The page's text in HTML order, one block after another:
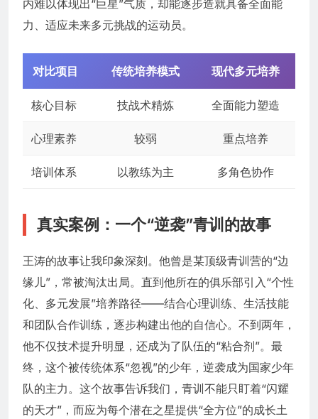
内难以体现出“巨星”气质，却能逐步造就具备全面能
力、适应未来多元挑战的运动员。
对比项目 传统培养模式 现代多元培养
核心目标 技战术精炼 全面能力塑造
心理素养 较弱 重点培养
培训体系 以教练为主 多角色协作
真实案例：一个“逆袭”青训的故事
王涛的故事让我印象深刻。他曾是某顶级青训营的“边
缘儿”，常被淘汰出局。直到他所在的俱乐部引入“个性
化、多元发展”培养路径——结合心理训练、生活技能
和团队合作训练，逐步构建出他的自信心。不到两年，
他不仅技术提升明显，还成为了队伍的“粘合剂”。最
终，这个被传统体系“忽视”的少年，逆袭成为国家少年
队的主力。这个故事告诉我们，青训不能只盯着“闪耀
的天才”，而应为每个潜在之星提供“全方位”的成长土